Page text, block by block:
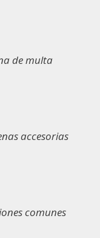
de multa
accesorias
comunes